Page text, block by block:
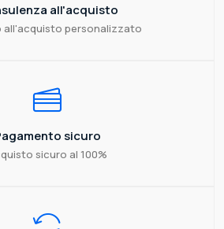
all'acquisto
all'acquisto personalizzato
sicuro
sicuro al 100%